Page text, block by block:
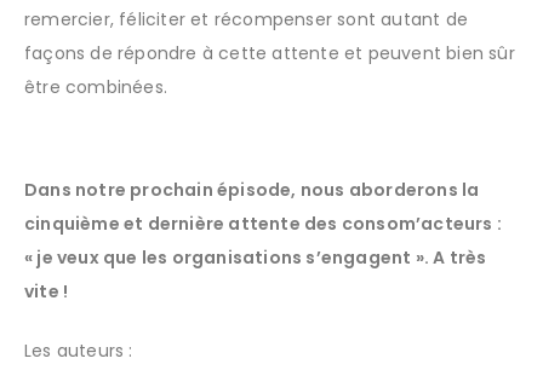
remercier, féliciter et récompenser sont autant de
façons de répondre à cette attente et peuvent bien sûr
être combinées.
Dans notre prochain épisode, nous aborderons la
cinquième et dernière attente des consom’acteurs :
« je veux que les organisations s’engagent ».A très
vite !
Les auteurs :